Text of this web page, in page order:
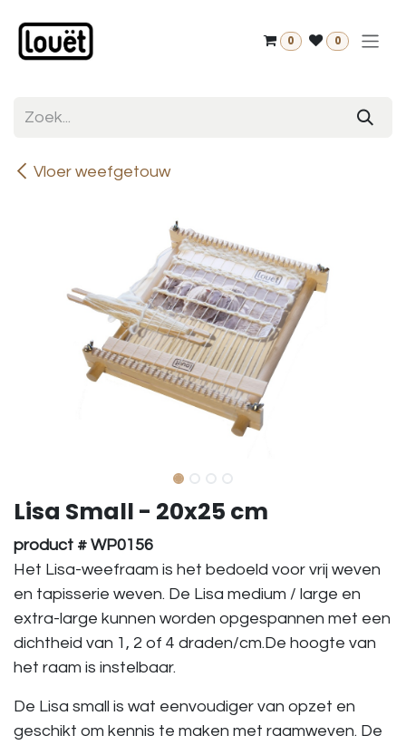
0 0
Vloer weefgetouw
Lisa Small - 20x25 cm
product # WP0156
Het Lisa-weefraam is het bedoeld voor vrij weven
en tapisserie weven. De Lisa medium / large en
extra-large kunnen worden opgespannen met een
dichtheid van 1, 2 of 4 draden/cm.De hoogte van
het raam is instelbaar.
De Lisa small is wat eenvoudiger van opzet en
geschikt om kennis te maken met raamweven. De